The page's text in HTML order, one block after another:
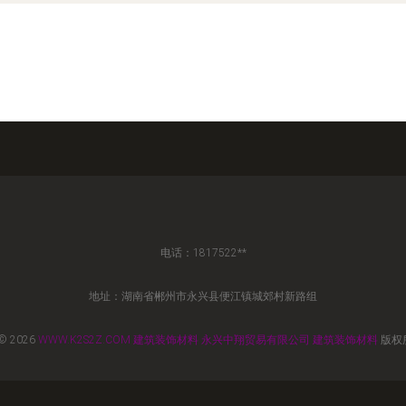
电话：1817522**
地址：湖南省郴州市永兴县便江镇城郊村新路组
© 2026 WWW.K2S2Z.COM 建筑装饰材料 永兴中翔贸易有限公司 建筑装饰材料 版权